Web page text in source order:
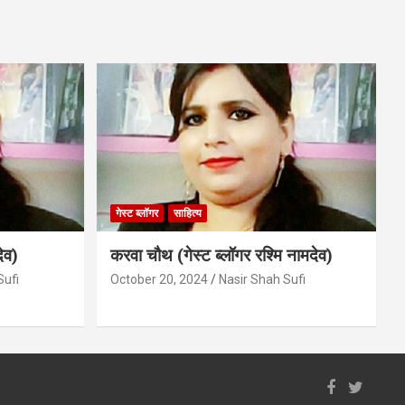
गेस्ट ब्लॉगर साहित्य
करवा चौथ (गेस्ट ब्लॉगर रश्मि नामदेव)
October 20, 2024 Nasir Shah Sufi